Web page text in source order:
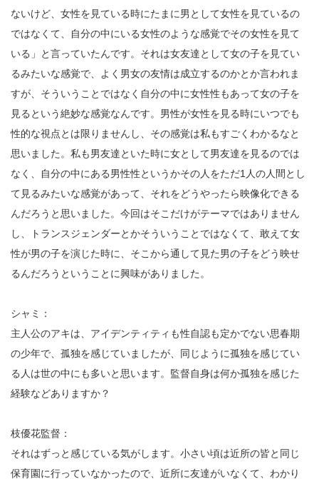
ないけど、女性を見ている時にたまに男として女性を見ているの
ではなくて、自分の中にいる女性のような感覚でその女性を見て
いる」と言っていたんです。それは女友達として女の子を見てい
るみたいな感覚で、よく男女の友情は成立するのかとか言われま
すが、そういうことではなく自分の中に女性性もあって女の子を
見るという絶妙な感覚なんです。男性が女性を見る時にいつでも
性的な視点とは限りませんし、その感覚は私もすごくわかるなと
思いました。私も男友達といた時に女として男友達を見るのでは
なく、自分の中にある男性性というかその人をただ1人の人間とし
て見るみたいな感覚があって、それをどうやったら映像化できる
んだろうと思いました。今回はそこだけがテーマではありません
し、トランスジェンダーとかそういうことではなくて、敢えて女
性が男の子を演じた時に、そこから通して見た男の子をどう映せ
るんだろうということに興味がありました。
シャミ：
主人公のアキは、アイデンティティも性自認も定かでない思春期
の少年で、孤独を感じていましたが、同じように孤独を感じてい
る人は世の中にも多いと思います。監督自身は何か孤独を感じた
経験などありますか？
枝優花監督：
それはずっと感じている気がします。小さい頃は近所の皆と同じ
保育園に行っていなかったので、近所に友達がいなくて、わかり